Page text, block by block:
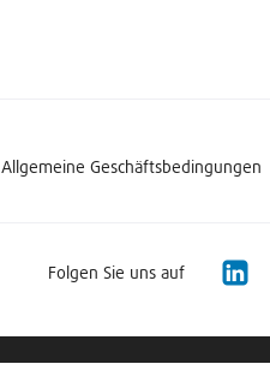
Allgemeine Geschäftsbedingungen
Folgen Sie uns auf